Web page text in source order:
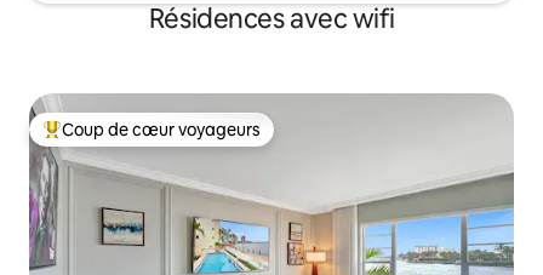
Résidences avec wifi
Coups de cœur voyageurs les plus appréciés
Coup de cœur voyageurs